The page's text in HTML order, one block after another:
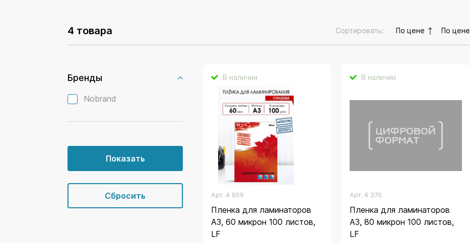
4 товара Сортировать: По цене По цене
Бренды
Nobrand
В наличии
Арт.4 959
Пленка для ламинаторов
А3, 60 микрон 100 листов,
LF
В наличии
Арт.4 370
Пленка для ламинаторов
А3, 80 микрон 100 листов,
LF